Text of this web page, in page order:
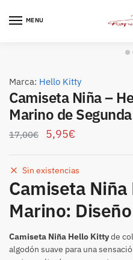
MENU
Marca: Hello Kitty
Camiseta Niña –
Marino de
17,00€ 5,95€
Sin existencias
Camiseta
Marino:
Camiseta Niña Hello Kittyde
algodón suave para una